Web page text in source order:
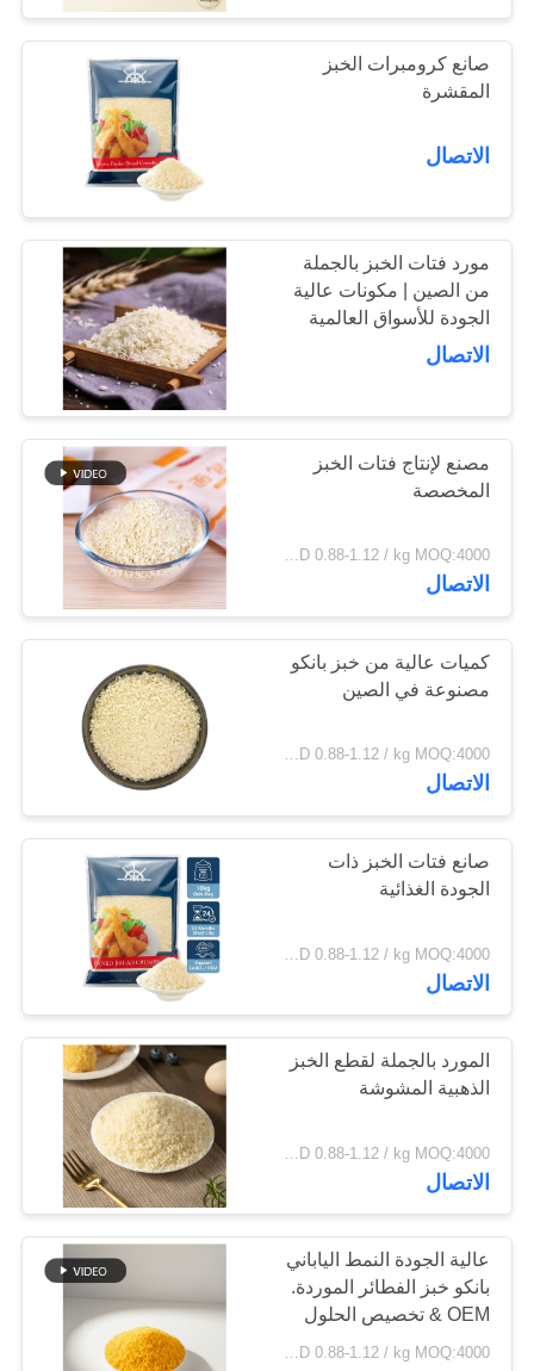
أخبار
الحالات
اطلب
عرض
أسعار
خريطة
الموقع
سياسة
الخصوصية
الأعشاب البحرية
المحمصة نوري
مسحوق الوسابي
النقي
رقائق الجزر المجففة
58
رقائق بونيتو ​​المجففة
24
المجففة شيتاكي
الفطر
48
صانع كرومبرات الخبز
المقشرة
الاتصال
مورد فتات الخبز بالجملة
من الصين | مكونات عالية
الجودة للأسواق العالمية
الاتصال
مصنع لإنتاج فتات الخبز
المخصصة
USD 0.88-1.12 / kg MOQ:4000 كجم
الاتصال
كميات عالية من خبز بانكو
مصنوعة في الصين
USD 0.88-1.12 / kg MOQ:4000 كجم
الاتصال
صانع فتات الخبز ذات
الجودة الغذائية
الاتصال
المورد بالجملة لقطع الخبز
الذهبية المشوشة
USD 0.88-1.12 / kg MOQ:4000 كجم
الاتصال
عالية الجودة النمط الياباني
بانكو خبز الفطائر الموردة.
OEM & تخصيص الحلول
المتاحة.
USD 0.88-1.12 / kg MOQ:4000 كجم